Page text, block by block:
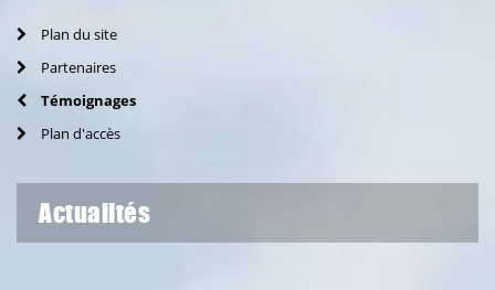
Plan du site
Partenaires
Témoignages
Plan d'accès
Actualités